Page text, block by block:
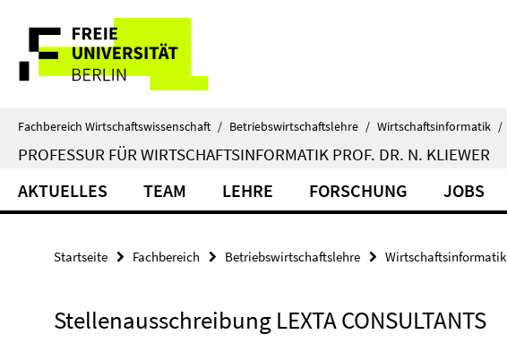
direkt
Inhalt
Service-
Navigation
Fachbereich Wirtschaftswissenschaft / Betriebswirtschaftslehre / Wirtschaftsinformatik /
PROFESSUR FÜR WIRTSCHAFTSINFORMATIK PROF. DR. N. KLIEWER
AKTUELLES TEAM LEHRE FORSCHUNG JOBS
Startseite Fachbereich Betriebswirtschaftslehre Wirtschaftsinformatik
Stellenausschreibung LEXTA CONSULTANTS